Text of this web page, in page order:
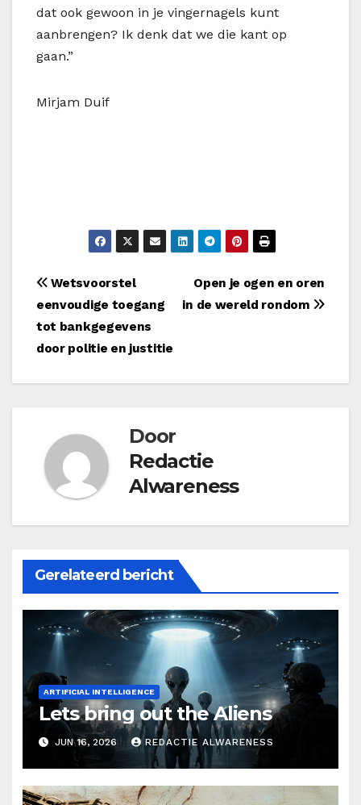
dat ook gewoon in je vingernagels kunt
aanbrengen? Ik denk dat we die kant op
gaan.”
Mirjam Duif
Bericht
navigatie
Open je ogen en oren
in de wereld rondom
Wetsvoorstel
eenvoudige toegang
tot bankgegevens
door politie en justitie
Door
Redactie
Alwareness
Gerelateerd bericht
ARTIFICIAL INTELLIGENCE
Lets bring out the Aliens
JUN 16, 2026 REDACTIE ALWARENESS